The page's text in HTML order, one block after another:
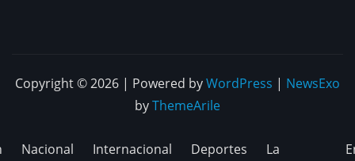
Copyright © 2026 | Powered byWordPress | NewsExo
byThemeArile
Nacional Internacional Deportes
La